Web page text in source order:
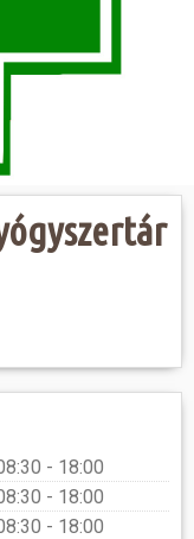
- 18:00
- 18:00
- 18:00